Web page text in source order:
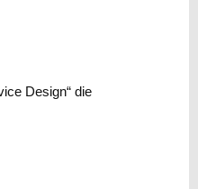
Design“ die